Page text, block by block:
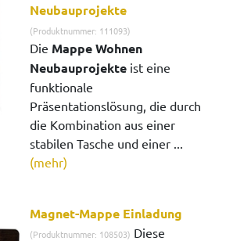
Neubauprojekte
(Produktnummer: 111093)
Die Mappe Wohnen
Neubauprojekte ist eine
funktionale
Präsentationslösung, die durch
die Kombination aus einer
stabilen Tasche und einer ...
(mehr)
Magnet-Mappe Einladung
(Produktnummer: 108503) Diese